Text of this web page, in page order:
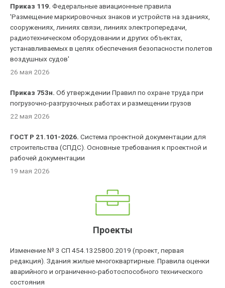
Приказ 119. Федеральные авиационные правила
'Размещение маркировочных знаков и устройств на зданиях,
сооружениях, линиях связи, линиях электропередачи,
радиотехническом оборудовании и других объектах,
устанавливаемых в целях обеспечения безопасности полетов
воздушных судов'
26 мая 2026
Приказ 753н. Об утверждении Правил по охране труда при
погрузочно-разгрузочных работах и размещении грузов
22 мая 2026
ГОСТ Р 21.101-2026. Система проектной документации для
строительства (СПДС). Основные требования к проектной и
рабочей документации
19 мая 2026
Проекты
Изменение № 3 СП 454.1325800.2019 (проект, первая
редакция). Здания жилые многоквартирные. Правила оценки
аварийного и ограниченно-работоспособного технического
состояния